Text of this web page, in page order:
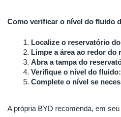
Como verificar o nível do fluido
Localize o reservatório
Limpe a área ao redor do
Abra a tampa do
Verifique o nível do fluido:
Complete o nível se
A própria BYD recomenda, em seu